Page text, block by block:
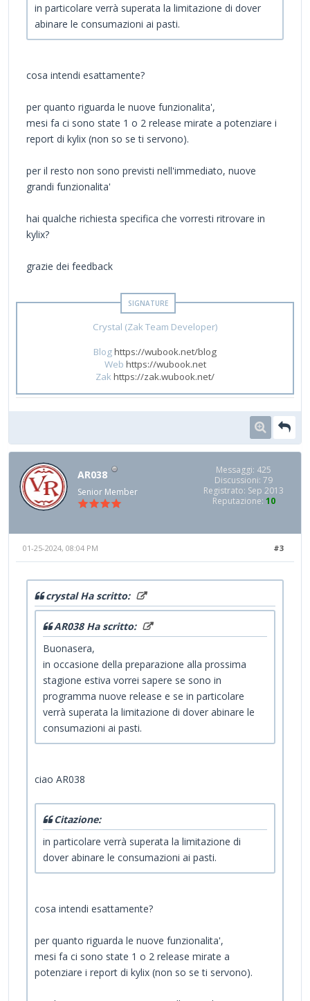
in particolare verrà superata la limitazione di dover
abinare le consumazioni ai pasti.
cosa intendi esattamente?
per quanto riguarda le nuove funzionalita',
mesi fa ci sono state 1 o 2 release mirate a potenziare i
report di kylix (non so se ti servono).
per il resto non sono previsti nell'immediato, nuove
grandi funzionalita'
hai qualche richiesta specifica che vorresti ritrovare in
kylix?
grazie dei feedback
Crystal (Zak Team Developer)
Bloghttps://wubook.net/blog
Web https://wubook.net
Zakhttps://zak.wubook.net/
AR038
Senior Member
Messaggi: 425
Discussioni: 79
Registrato: Sep 2013
Reputazione: 10
#3
01-25-2024, 08:04 PM
crystal Ha scritto:
AR038 Ha scritto:
Buonasera,
in occasione della preparazione alla prossima
stagione estiva vorrei sapere se sono in
programma nuove release e se in particolare
verrà superata la limitazione di dover abinare le
consumazioni ai pasti.
ciao AR038
Citazione:
in particolare verrà superata la limitazione di
dover abinare le consumazioni ai pasti.
cosa intendi esattamente?
per quanto riguarda le nuove funzionalita',
mesi fa ci sono state 1 o 2 release mirate a
potenziare i report di kylix (non so se ti servono).